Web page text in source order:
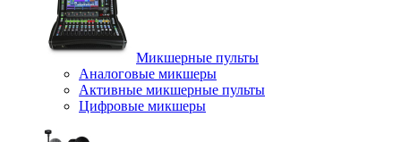
Микшерные пульты
Аналоговые микшеры
Активные микшерные пульты
Цифровые микшеры